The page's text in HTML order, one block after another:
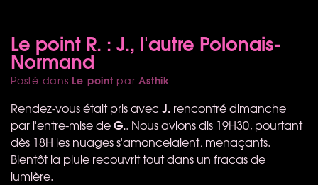
Le point R. : J., l'autre Polonais-
Normand
Posté dans Le point parAsthik
Rendez-vous était pris avecJ. rencontré dimanche
par l'entre-mise deG.. Nous avions dis 19H30, pourtant
dès 18H les nuages s'amoncelaient, menaçants.
Bientôt la pluie recouvrit tout dans un fracas de
lumière.